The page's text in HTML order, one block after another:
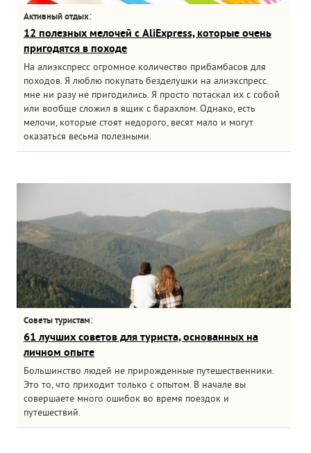
Активный отдых:
12 полезных мелочей с AliExpress, которые очень
пригодятся в походе
На алиэкспресс огромное количество прибамбасов для
походов. Я люблю покупать безделушки на алиэкспресс.
мне ни разу не пригодились. Я просто потаскал их с собой
или вообще сложил в ящик с барахлом. Однако, есть
мелочи, которые стоят недорого, весят мало и могут
оказаться весьма полезными.
Советы туристам:
61 лучших советов для туриста, основанных на
личном опыте
Большинство людей не прирожденные путешественники.
Это то, что приходит только с опытом. В начале вы
совершаете много ошибок во время поездок и
путешествий.